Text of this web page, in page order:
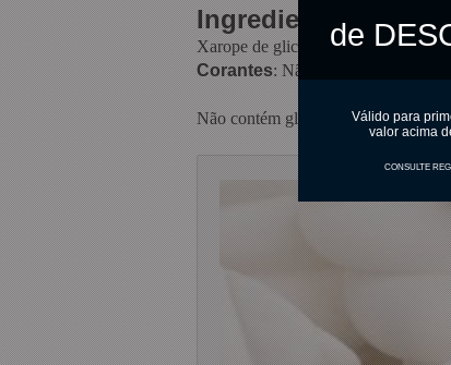
de
Válido para
valor acima
CONSULTE
Ingredientes do
Xarope de glicose, açúcar, água,
Corantes: Não possui
Não contém glúten.